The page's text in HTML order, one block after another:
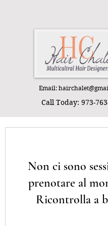
Call Today: 973-
Email:
Non ci sono
prenotare al
Ricontrolla a